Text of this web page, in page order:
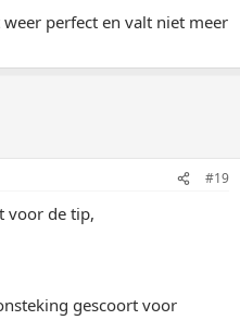
perfect en valt niet meer
#19
voor de tip,
gescoort voor